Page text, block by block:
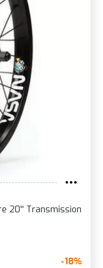
20'' Transmission
-18%